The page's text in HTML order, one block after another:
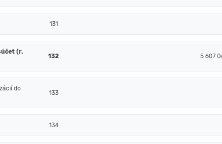
131
(r.
132 5 607
do
133
134